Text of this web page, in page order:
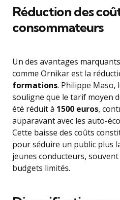
Réduction des
consommateurs
Un des avantages
comme Ornikar est la
formations. Philippe Maso,
souligne que le tarif moyen
été réduit à 1500 euros,
auparavant avec les auto-
Cette baisse des coûts
pour séduire un public plus
jeunes conducteurs,
budgets limités.